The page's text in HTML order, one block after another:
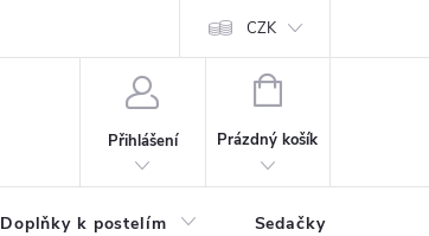
Podmínky ochrany osobních údajů
CZK
Přihlášení
NÁKUPNÍ
Prázdný košík
Doplňky k postelím Sedačky